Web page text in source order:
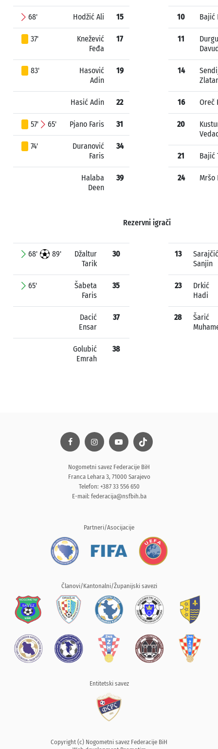
68' Hodžić Ali 15
37'
Knežević
Feđa
17
83'
Hasović
Adin
19
Hasić Adin 22
57' 65' Pjano Faris 31
74'
Duranović
Faris
34
Halaba
Deen
39
10 Bajić
11
14
16 Oreč
20
21 Bajić
24 Mršo
Rezervni igrači
68' 89'
Džaltur
Tarik
30
65'
Šabeta
Faris
35
Dacić
Ensar
37
Golubić
Emrah
38
13
Sarajčić
Sanjin
23
Drkić
Hadi
28
Šarić
Nogometni savez Federacije BiH
Franca Lehara 3, 71000 Sarajevo
Telefon: +387 33 556 650
E-mail: federacija@nsfbih.ba
Partneri/Asocijacije
Članovi/Kantonalni/Županijski savezi
Entitetski savez
Copyright (c) Nogometni savez Federacije BiH